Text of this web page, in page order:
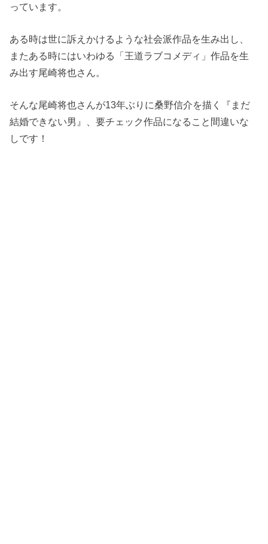
っています。
ある時は世に訴えかけるような社会派作品を生み出し、
またある時にはいわゆる「王道ラブコメディ」作品を生
み出す尾崎将也さん。
そんな尾崎将也さんが13年ぶりに桑野信介を描く『まだ
結婚できない男』、要チェック作品になること間違いな
しです！